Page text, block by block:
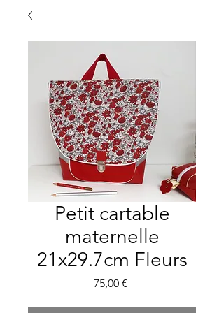
Petit cartable
maternelle
21x29.7cm Fleurs
75,00 €Preis